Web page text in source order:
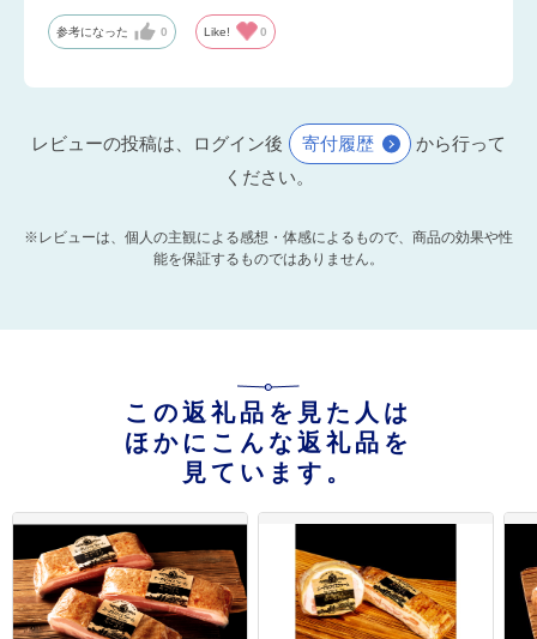
参考になった 0 Like! 0
レビューの投稿は、ログイン後 寄付履歴
から行って
ください。
※レビューは、個人の主観による感想・体感によるもので、商品の効果や性
能を保証するものではありません。
この返礼品を見た人は
ほかにこんな返礼品を
見ています。